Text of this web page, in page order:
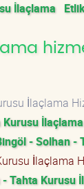
İlaçlama
İlaçlama
Kurusu İlaçlama
- Solhan -
İlaçlama
Tahta Kurusu